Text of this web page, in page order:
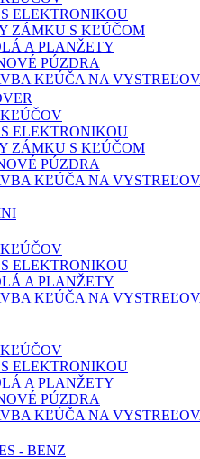
ELEKTRONIKOU
ZÁMKU S KĽÚČOM
A PLANŽETY
PÚZDRA
KĽÚČA NA
ELEKTRONIKOU
ZÁMKU S KĽÚČOM
PÚZDRA
KĽÚČA NA
ELEKTRONIKOU
A PLANŽETY
KĽÚČA NA
ELEKTRONIKOU
A PLANŽETY
PÚZDRA
KĽÚČA NA
- BENZ